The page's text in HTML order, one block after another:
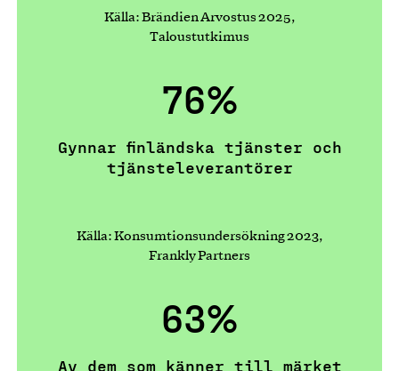
Källa: Brändien Arvostus 2025,
Taloustutkimus
76%
Gynnar finländska tjänster och
tjänsteleverantörer
Källa: Konsumtionsundersökning 2023,
Frankly Partners
63%
Av dem som känner till märket